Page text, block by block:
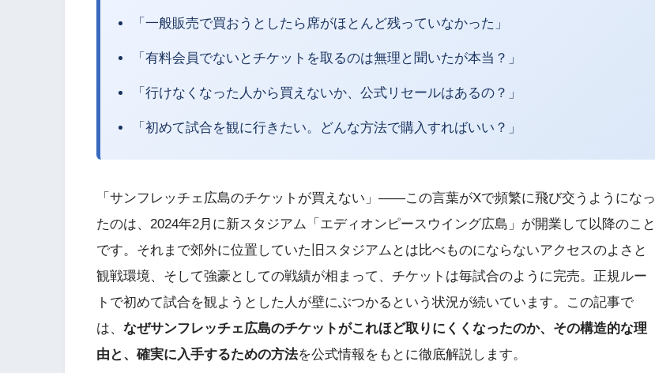
「一般販売で買おうとしたら席がほとんど残っていなかった」
「有料会員でないとチケットを取るのは無理と聞いたが本当？」
「行けなくなった人から買えないか、公式リセールはあるの？」
「初めて試合を観に行きたい。どんな方法で購入すればいい？」
「サンフレッチェ広島のチケットが買えない」——この言葉がXで頻繁に飛び交うようになっ
たのは、2024年2月に新スタジアム「エディオンピースウイング広島」が開業して以降のこと
です。それまで郊外に位置していた旧スタジアムとは比べものにならないアクセスのよさと
観戦環境、そして強豪としての戦績が相まって、チケットは毎試合のように完売。正規ルー
トで初めて試合を観ようとした人が壁にぶつかるという状況が続いています。この記事で
は、 なぜサンフレッチェ広島のチケットがこれほど取りにくくなったのか、その構造的な理
由と、確実に入手するための方法を公式情報をもとに徹底解説します。